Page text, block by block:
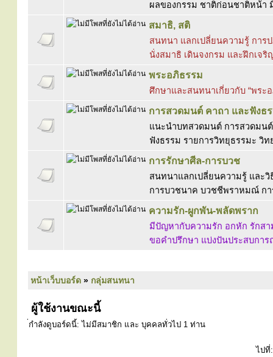
ผลของกรรม ชาติก่อนชาติหน้า
สมาธิ, สติ
สนทนา แลกเปลี่ยนความรู้ การ
นั่งสมาธิ เดินจงกรม และฝึกเจ
พระอภิธรรม
ศึกษาและสนทนาเกี่ยวกับ “พระ
การสวดมนต์ คาถา และฟังธ
แนะนำบทสวดมนต์ การสวดมน
ฟังธรรม รายการวิทยุธรรมะ วิ
การรักษาศีล-การบวช
สนทนาแลกเปลี่ยนความรู้ และ
การบวชนาค บวชชีพราหมณ์ ก
ความรัก-ผูกพัน-พลัดพราก
มีปัญหากับความรัก อกหัก รักสา
ขอคำปรึกษา แบ่งปันประสบกา
หน้าเว็บบอร์ด » กลุ่มสนทนา
ผู้ใช้งานขณะนี้
่กำลังดูบอร์ดนี้: ไม่มีสมาชิก และ บุคคลทั่วไป 1 ท่าน
ไปที่: